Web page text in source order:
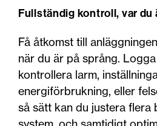
Fullständig kontroll, var du
Få åtkomst till
när du är på språng.
kontrollera larm,
energiförbrukning, eller
så sätt kan du justera flera